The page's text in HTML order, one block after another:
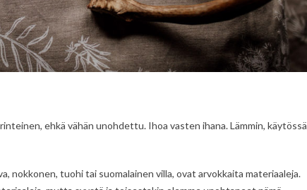
ehkä vähän unohdettu. Ihoa vasten ihana. Lämmin, käytössä
nokkonen, tuohi tai suomalainen villa, ovat arvokkaita materiaaleja.